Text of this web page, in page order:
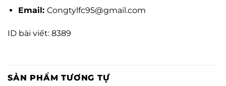
Email: Congtylfc95@gmail.com
ID bài viết: 8389
SẢN PHẨM TƯƠNG TỰ